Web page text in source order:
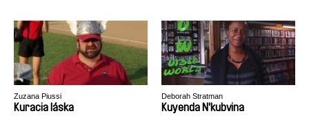
Zuzana Piussi
Kuracia láska
Deborah Stratman
Kuyenda N'kubvina